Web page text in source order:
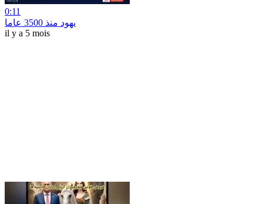
0:11
یهود منذ 3500 عاما
il y a 5 mois